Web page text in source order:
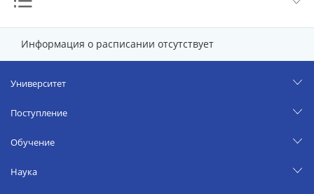
Информация о расписании отсутствует
Университет
Поступление
Обучение
Наука